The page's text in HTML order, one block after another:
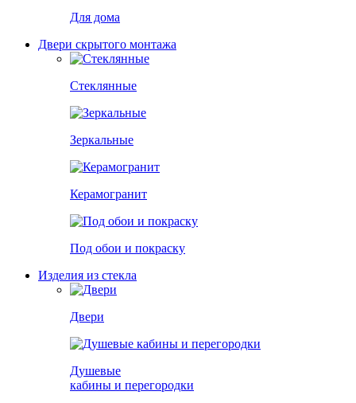
Для дома
Двери скрытого монтажа
Стеклянные
Зеркальные
Керамогранит
Под обои и покраску
Изделия из стекла
Двери
Душевые
кабины и перегородки